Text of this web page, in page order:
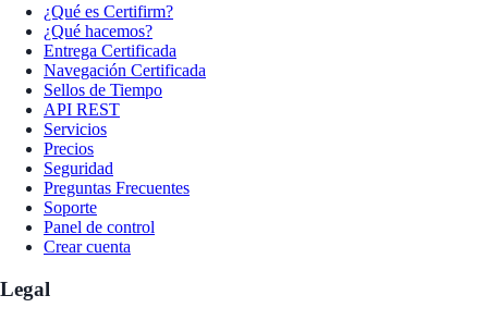
¿Qué es Certifirm?
¿Qué hacemos?
Entrega Certificada
Navegación Certificada
Sellos de Tiempo
API REST
Servicios
Precios
Seguridad
Preguntas Frecuentes
Soporte
Panel de control
Crear cuenta
Legal